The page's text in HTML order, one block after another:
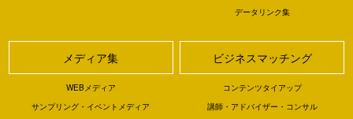
データリンク集
メディア集
WEBメディア
サンプリング・イベントメディア
ビジネスマッチング
コンテンツタイアップ
講師・アドバイザー・コンサル